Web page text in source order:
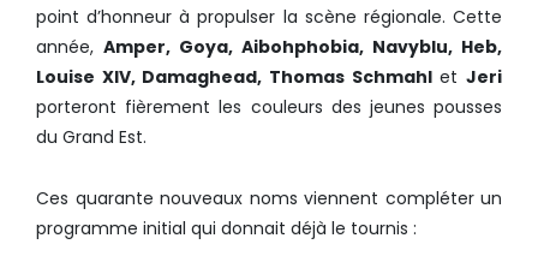
point d’honneur à propulser la scène régionale. Cette
année, Amper, Goya, Aibohphobia, Navyblu, Heb,
Louise XIV, Damaghead, Thomas SchmahletJeri
porteront fièrement les couleurs des jeunes pousses
du Grand Est.
Ces quarante nouveaux noms viennent compléter un
programme initial qui donnait déjà le tournis :